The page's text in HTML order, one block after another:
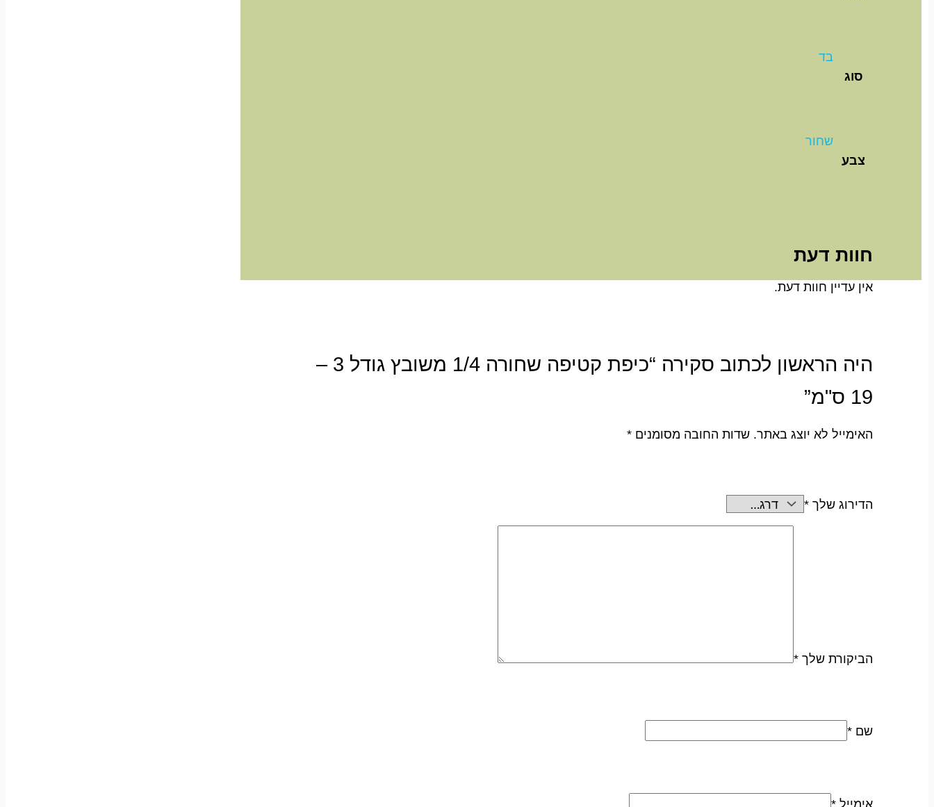
סוג
בד
צבע
שחור
חוות דעת
אין עדיין חוות דעת.
היה הראשון לכתוב סקירה “כיפת קטיפה שחורה 1/4 משובץ גודל 3 –
19 ס"מ”
האימייל לא יוצג באתר. שדות החובה מסומנים *
הדירוג שלך *
הביקורת שלך *
שם *